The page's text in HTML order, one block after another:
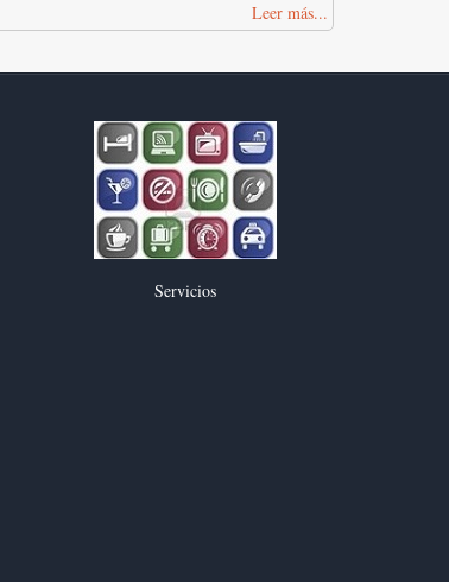
Leer más...
Servicios